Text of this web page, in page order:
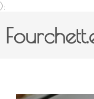
);